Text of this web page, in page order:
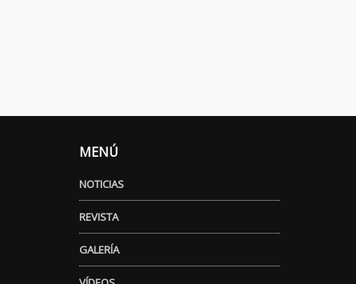
MENÚ
NOTICIAS
REVISTA
GALERÍA